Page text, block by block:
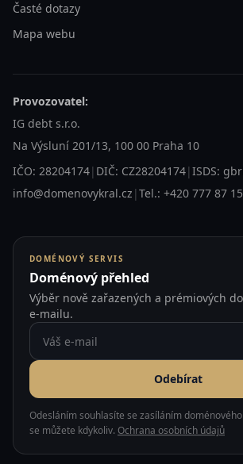
Časté dotazy
Mapa webu
Provozovatel:
IG debt s.r.o.
Na Výsluní 201/13, 100 00 Praha 10
IČO: 28204174| DIČ: CZ28204174| ISDS:
info@domenovykral.cz | Tel.: +420 777 87
DOMÉNOVÝ SERVIS
Doménový přehled
Výběr nově zařazených a prémiových
e-mailu.
Odebírat
Odesláním souhlasíte se zasíláním
se můžete kdykoliv. Ochrana osobních údajů